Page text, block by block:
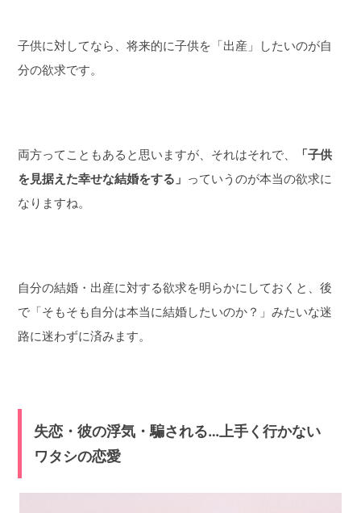
子供に対してなら、将来的に子供を「出産」したいのが自
分の欲求です。
両方ってこともあると思いますが、それはそれで、
「子供
を見据えた幸せな結婚をする」 っていうのが本当の欲求に
なりますね。
自分の結婚・出産に対する欲求を明らかにしておくと、後
で「そもそも自分は本当に結婚したいのか？」みたいな迷
路に迷わずに済みます。
失恋・彼の浮気・騙される…上手く行かない
ワタシの恋愛